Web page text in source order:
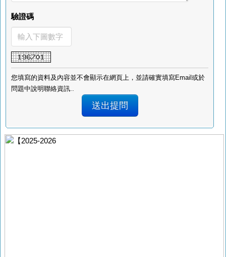
驗證碼
您填寫的資料及內容並不會顯示在網頁上，並請確實填寫Email或於
問題中說明聯絡資訊..